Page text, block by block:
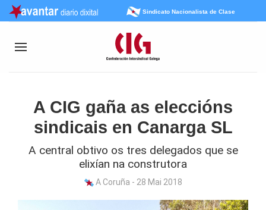
Sindicato Nacionalista de Clase
A CIG gaña as eleccións
sindicais en Canarga SL
A central obtivo os tres delegados que se
elixían na construtora
A Coruña - 28 Mai 2018